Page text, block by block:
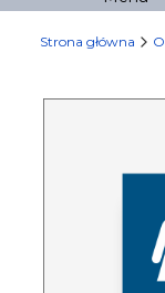
Strona główna